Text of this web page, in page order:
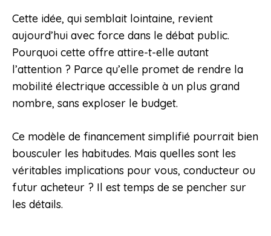
Cette idée, qui semblait lointaine, revient
aujourd’hui avec force dans le débat public.
Pourquoi cette offre attire-t-elle autant
l’attention ? Parce qu’elle promet de rendre la
mobilité électrique accessible à un plus grand
nombre, sans exploser le budget.
Ce modèle de financement simplifié pourrait bien
bousculer les habitudes. Mais quelles sont les
véritables implications pour vous, conducteur ou
futur acheteur ? Il est temps de se pencher sur
les détails.